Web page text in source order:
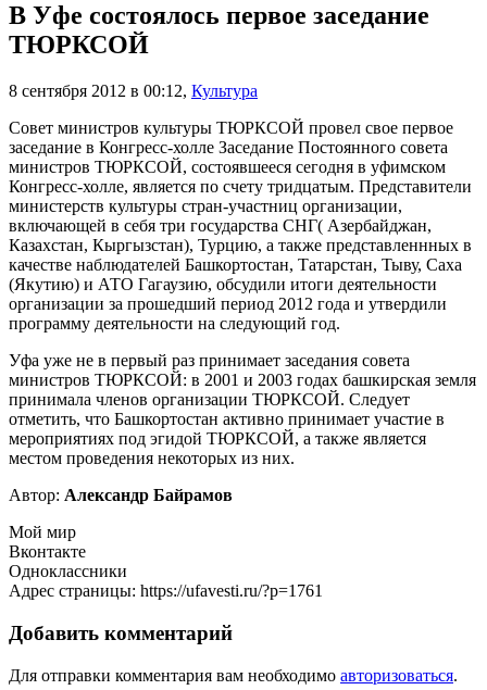
В Уфе состоялось первое заседание
ТЮРКСОЙ
8 сентября 2012 в 00:12, Культура
Совет министров культуры ТЮРКСОЙ провел свое первое
заседание в Конгресс-холле Заседание Постоянного совета
министров ТЮРКСОЙ, состоявшееся сегодня в уфимском
Конгресс-холле, является по счету тридцатым. Представители
министерств культуры стран-участниц организации,
включающей в себя три государства СНГ( Азербайджан,
Казахстан, Кыргызстан), Турцию, а также представленнных в
качестве наблюдателей Башкортостан, Татарстан, Тыву, Саха
(Якутию) и АТО Гагаузию, обсудили итоги деятельности
организации за прошедший период 2012 года и утвердили
программу деятельности на следующий год.
Уфа уже не в первый раз принимает заседания совета
министров ТЮРКСОЙ: в 2001 и 2003 годах башкирская земля
принимала членов организации ТЮРКСОЙ. Следует
отметить, что Башкортостан активно принимает участие в
мероприятиях под эгидой ТЮРКСОЙ, а также является
местом проведения некоторых из них.
Автор: Александр Байрамов
Мой мир
Вконтакте
Одноклассники
Адрес страницы: https://ufavesti.ru/?p=1761
Добавить комментарий
Для отправки комментария вам необходимо авторизоваться.